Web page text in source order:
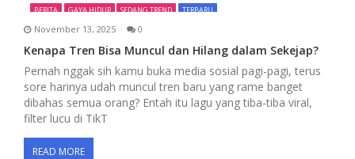
BERITA GAYA HIDUP SEDANG TREND TERBARU
November 13, 2025 0
Kenapa Tren Bisa Muncul dan Hilang dalam Sekejap?
Pernah nggak sih kamu buka media sosial pagi-pagi, terus
sore harinya udah muncul tren baru yang rame banget
dibahas semua orang? Entah itu lagu yang tiba-tiba viral,
filter lucu di TikT
READ MORE